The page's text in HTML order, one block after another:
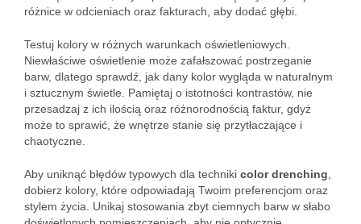
różnice w odcieniach oraz fakturach, aby dodać głębi.
Testuj kolory w różnych warunkach oświetleniowych.
Niewłaściwe oświetlenie może zafałszować postrzeganie
barw, dlatego sprawdź, jak dany kolor wygląda w naturalnym
i sztucznym świetle. Pamiętaj o istotności kontrastów, nie
przesadzaj z ich ilością oraz różnorodnością faktur, gdyż
może to sprawić, że wnętrze stanie się przytłaczające i
chaotyczne.
Aby uniknąć błędów typowych dla techniki color drenching
dobierz kolory, które odpowiadają Twoim preferencjom oraz
stylem życia. Unikaj stosowania zbyt ciemnych barw w słabo